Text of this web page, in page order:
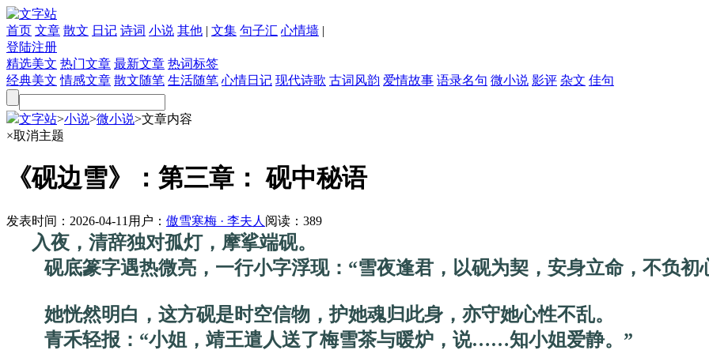
首页 文章 散文 日记 诗词 小说 其他 | 文集 句子汇 心情墙 |
登陆注册
精选美文 热门文章 最新文章 热词标签
经典美文 情感文章 散文随笔 生活随笔 心情日记 现代诗歌 古词风韵 爱情故事 语录名句 微小说 影评 杂文 佳句
文字站>小说>微小说>文章内容
×取消主题
《砚边雪》：第三章： 砚中秘语
发表时间： 2026-04-11 用户： 傲雪寒梅 · 李夫人 阅读： 389
入夜，清辞独对孤灯，摩挲端砚。
砚底篆字遇热微亮，一行小字浮现：“雪夜逢君，以砚为契，安身立命，不负初
她恍然明白，这方砚是时空信物，护她魂归此身，亦守她心性不乱。
青禾轻报：“小姐，靖王遣人送了梅雪茶与暖炉，说……知小姐爱静。”